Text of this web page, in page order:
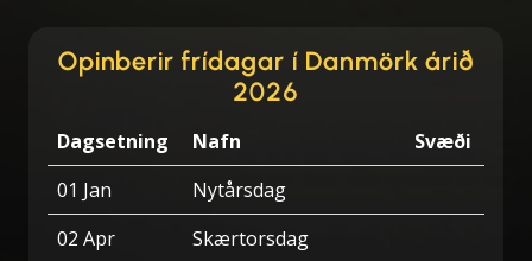
Opinberir frídagar í Danmörk árið
2026
Dagsetning Nafn
Svæði
01 Jan
Nytårsdag
02 Apr
Skærtorsdag